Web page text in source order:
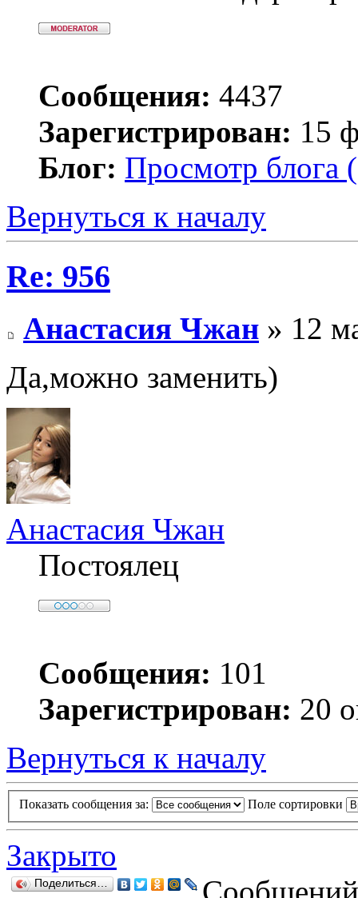
Сообщения: 4437
Зарегистрирован: 15
Блог: Просмотр блога
Вернуться к началу
Re: 956
Анастасия Чжан » 12
Да,можно заменить)
Анастасия Чжан
Постоялец
Сообщения: 101
Зарегистрирован: 20
Вернуться к началу
Показать сообщения за: Поле сортировки
Закрыто
Поделиться…